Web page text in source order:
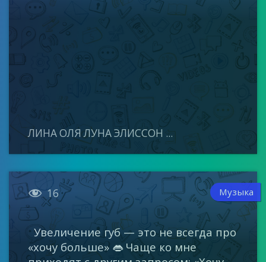
ЛИНА ОЛЯ ЛУНА ЭЛИССОН ...
 16 Музыка
Увеличение губ — это не всегда про
«хочу больше» 👄 Чаще ко мне